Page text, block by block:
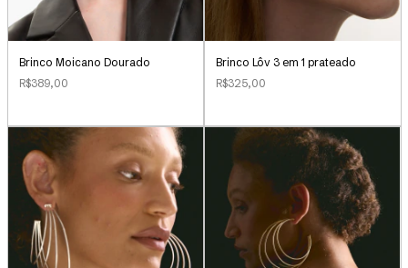
Brinco Moicano Dourado
R$389,00
Brinco Lôv 3 em 1 prateado
R$325,00